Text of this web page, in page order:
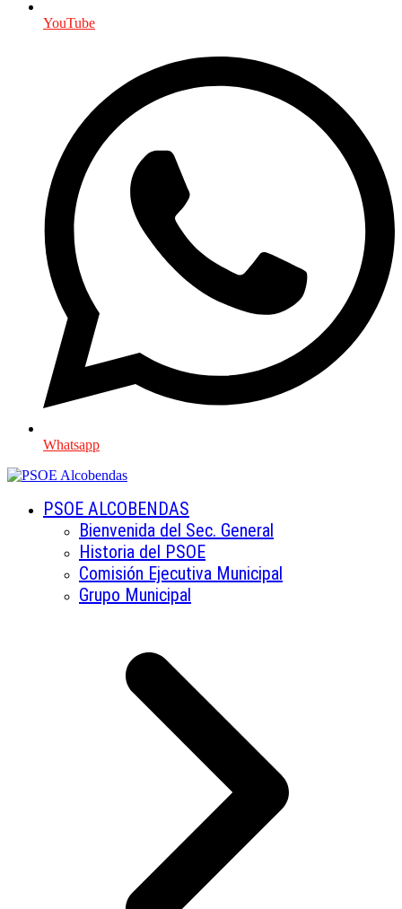
YouTube
Whatsapp
PSOE ALCOBENDAS
Bienvenida del Sec. General
Historia del PSOE
Comisión Ejecutiva Municipal
Grupo Municipal